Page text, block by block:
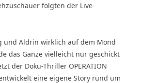
folgten der Live-
und Aldrin wirklich auf dem Mond
das Ganze vielleicht nur geschickt
der Doku-Thriller OPERATION
eine eigene Story rund um